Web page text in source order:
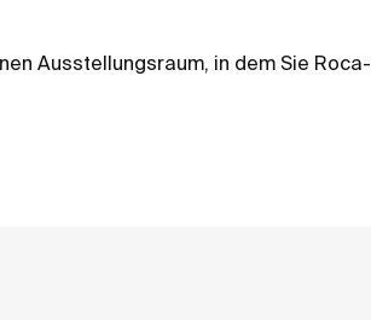
Ausstellungsraum, in dem Sie Roca-